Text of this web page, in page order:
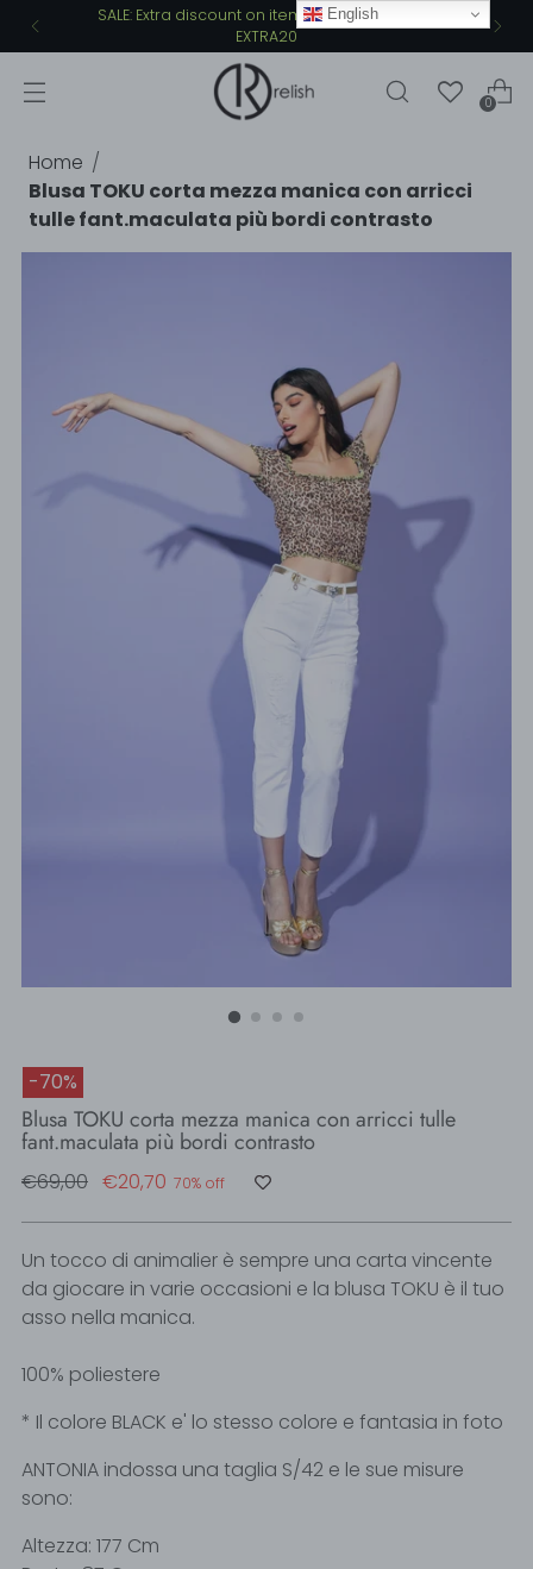
SALE: Extra discount on items at 30% - coupon
EXTRA20
0
Home
Blusa TOKU corta mezza manica con arricci
tulle fant.maculata più bordi contrasto
-70%
Blusa TOKU corta mezza manica con arricci tulle
fant.maculata più bordi contrasto
Regular
€69,00 €20,70 70% off
Un tocco di animalier è sempre una carta vincente
da giocare in varie occasioni e la blusa TOKU è il tuo
asso nella manica.
100% poliestere
* Il colore BLACK e' lo stesso colore e fantasia in foto
ANTONIA indossa una taglia S/42 e le sue misure
sono:
Altezza: 177 Cm
English